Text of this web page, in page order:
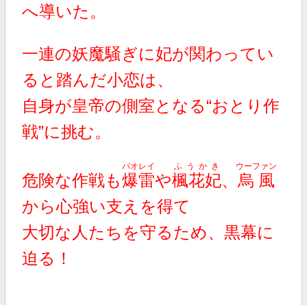
へ導いた。
一連の妖魔騒ぎに妃が関わってい
ると踏んだ小恋は、
自身が皇帝の側室となる“おとり作
戦”に挑む。
危険な作戦も爆雷
バオレイ
や楓花妃
ふうかき
、 烏風
ウーファン
から心強い支えを得て
大切な人たちを守るため、黒幕に
迫る！